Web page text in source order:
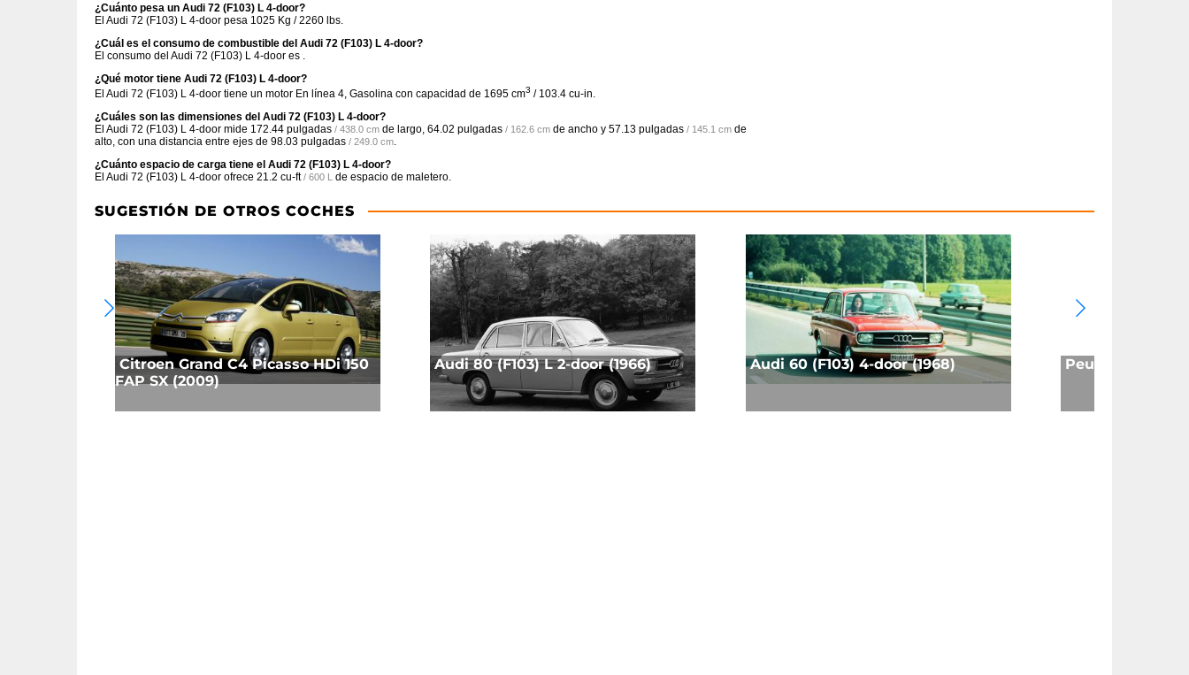
¿Cuánto pesa un Audi 72 (F103) L 4-door?
El Audi 72 (F103) L 4-door pesa 1025 Kg / 2260 lbs.
¿Cuál es el consumo de combustible del Audi 72 (F103) L 4-door?
El consumo del Audi 72 (F103) L 4-door es .
¿Qué motor tiene Audi 72 (F103) L 4-door?
El Audi 72 (F103) L 4-door tiene un motor En línea 4, Gasolina con capacidad de 1695 cm3 / 103.4 cu-in.
¿Cuáles son las dimensiones del Audi 72 (F103) L 4-door?
El Audi 72 (F103) L 4-door mide 172.44 pulgadas / 438.0 cm de largo, 64.02 pulgadas / 162.6 cm de ancho y 57.13 pulgadas / 145.1 cm de
alto, con una distancia entre ejes de 98.03 pulgadas / 249.0 cm.
¿Cuánto espacio de carga tiene el Audi 72 (F103) L 4-door?
El Audi 72 (F103) L 4-door ofrece 21.2 cu-ft / 600 L de espacio de maletero.
SUGESTIÓN DE OTROS COCHES
Citroen Grand C4 Picasso HDi 150
FAP SX (2009)
Audi 80 (F103) L 2-door (1966) Audi 60 (F103) 4-door (1968) Peugeot 104